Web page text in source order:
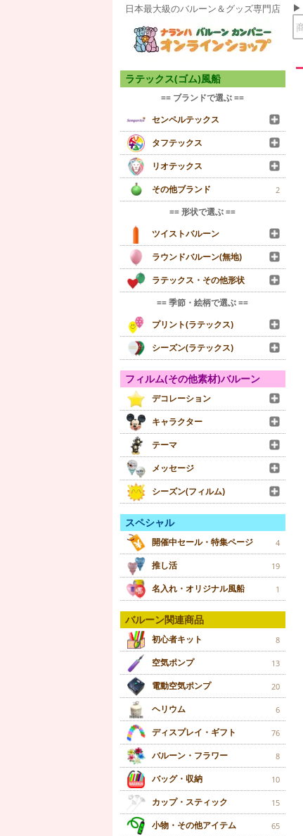
日本最大級のバルーン＆グッズ専門店
ラテックス(ゴム)風船
== ブランドで選ぶ ==
センペルテックス
タフテックス
リオテックス
その他ブランド
2
== 形状で選ぶ ==
ツイストバルーン
ラウンドバルーン(無地)
ラテックス・その他形状
== 季節・絵柄で選ぶ ==
プリント(ラテックス)
シーズン(ラテックス)
フィルム(その他素材)バルーン
デコレーション
キャラクター
テーマ
メッセージ
シーズン(フィルム)
スペシャル
開催中セール・特集ページ 4
推し活 19
名入れ・オリジナル風船 1
バルーン関連商品
初心者キット 8
空気ポンプ 13
電動空気ポンプ 20
ヘリウム 6
ディスプレイ・ギフト 76
バルーン・フラワー 8
バッグ・収納 10
カップ・スティック 15
小物・その他アイテム 65